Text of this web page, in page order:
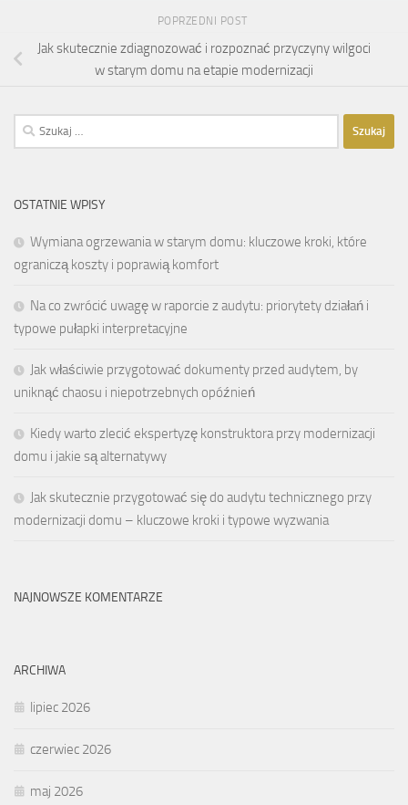
POPRZEDNI POST
Jak skutecznie zdiagnozować i rozpoznać przyczyny wilgoci
w starym domu na etapie modernizacji
Szukaj:
OSTATNIE WPISY
Wymiana ogrzewania w starym domu: kluczowe kroki, które
ograniczą koszty i poprawią komfort
Na co zwrócić uwagę w raporcie z audytu: priorytety działań i
typowe pułapki interpretacyjne
Jak właściwie przygotować dokumenty przed audytem, by
uniknąć chaosu i niepotrzebnych opóźnień
Kiedy warto zlecić ekspertyzę konstruktora przy modernizacji
domu i jakie są alternatywy
Jak skutecznie przygotować się do audytu technicznego przy
modernizacji domu – kluczowe kroki i typowe wyzwania
NAJNOWSZE KOMENTARZE
ARCHIWA
lipiec 2026
czerwiec 2026
maj 2026